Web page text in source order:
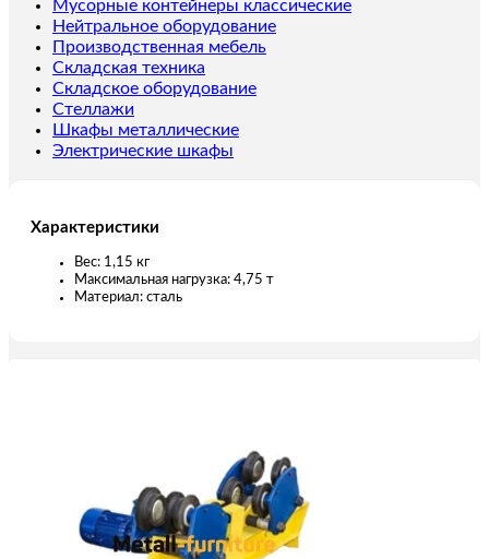
G209)
Мусорные контейнеры классические
Нейтральное оборудование
Производственная мебель
Складская техника
Складское оборудование
Стеллажи
Шкафы металлические
Электрические шкафы
Характеристики
Вес: 1,15 кг
Максимальная нагрузка: 4,75 т
Материал: сталь